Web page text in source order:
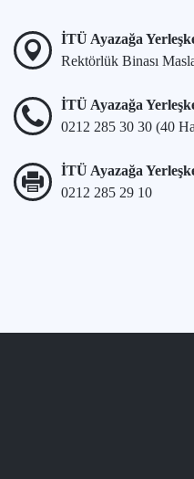
İTÜ Ayazağa
Rektörlük Binası
İTÜ Ayazağa
0212 285 30 30 (40
İTÜ Ayazağa
0212 285 29 10